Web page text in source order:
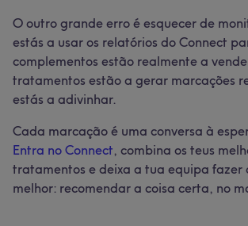
O outro grande erro é esquecer de
estás a usar os relatórios do Connect
complementos estão realmente a
tratamentos estão a gerar marcações
estás a adivinhar.
Cada marcação é uma conversa à
Entra no Connect, combina os teus
tratamentos e deixa a tua equipa fazer
melhor: recomendar a coisa certa, no